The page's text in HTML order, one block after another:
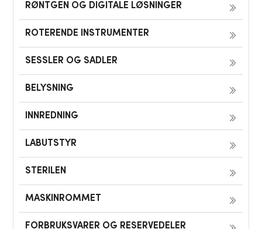
RØNTGEN OG DIGITALE LØSNINGER
ROTERENDE INSTRUMENTER
SESSLER OG SADLER
BELYSNING
INNREDNING
LABUTSTYR
STERILEN
MASKINROMMET
FORBRUKSVARER OG RESERVEDELER